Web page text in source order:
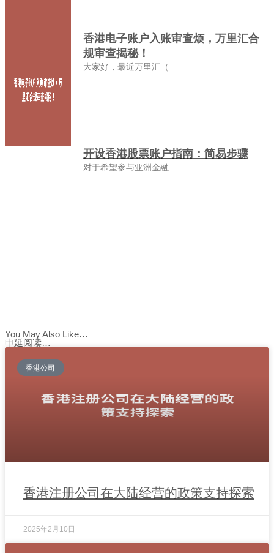
香港电子账户入账审查烦，万里汇合
规审查揭秘！
大家好，最近万里汇（
开设香港股票账户指南：简易步骤
对于希望参与亚洲金融
You May Also Like…
申延阅读…
香港公司
香港注册公司在大陆经营的政策支持探索
2025年2月10日